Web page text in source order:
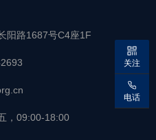
阳路1687号C4座1F
，09:00-18:00
关注
电话